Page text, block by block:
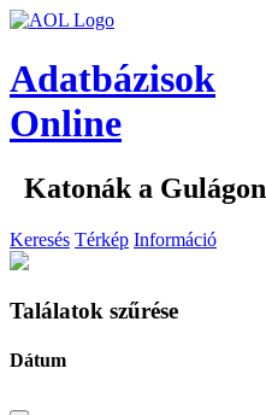
Adatbázisok
Online
Katonák a Gulágon
Keresés Térkép Információ
Találatok szűrése
Dátum